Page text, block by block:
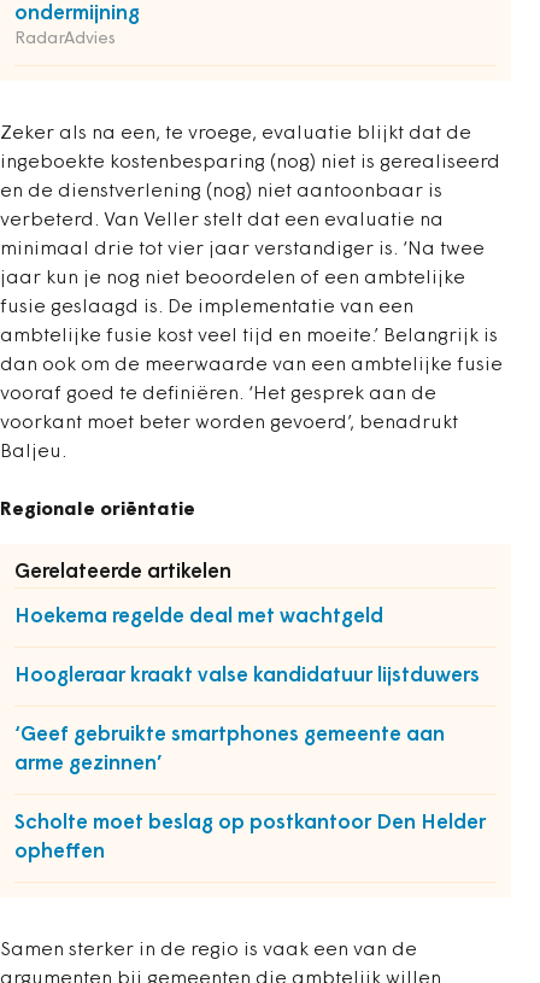
ondermijning
RadarAdvies
Zeker als na een, te vroege, evaluatie blijkt dat de
ingeboekte kostenbesparing (nog) niet is gerealiseerd
en de dienstverlening (nog) niet aantoonbaar is
verbeterd. Van Veller stelt dat een evaluatie na
minimaal drie tot vier jaar verstandiger is. ‘Na twee
jaar kun je nog niet beoordelen of een ambtelijke
fusie geslaagd is. De implementatie van een
ambtelijke fusie kost veel tijd en moeite.’ Belangrijk is
dan ook om de meerwaarde van een ambtelijke fusie
vooraf goed te definiëren. ‘Het gesprek aan de
voorkant moet beter worden gevoerd’, benadrukt
Baljeu.
Regionale oriëntatie
Gerelateerde artikelen
Hoekema regelde deal met wachtgeld
Hoogleraar kraakt valse kandidatuur lijstduwers
‘Geef gebruikte smartphones gemeente aan
arme gezinnen’
Scholte moet beslag op postkantoor Den Helder
opheffen
Samen sterker in de regio is vaak een van de